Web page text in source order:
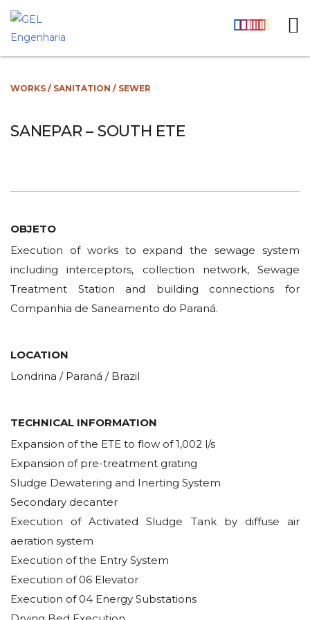
WORKS / SANITATION / SEWER
SANEPAR – SOUTH ETE
OBJETO
Execution of works to expand the sewage system
including interceptors, collection network, Sewage
Treatment Station and building connections for
Companhia de Saneamento do Paraná.
LOCATION
Londrina / Paraná / Brazil
TECHNICAL INFORMATION
Expansion of the ETE to flow of 1,002 l/s
Expansion of pre-treatment grating
Sludge Dewatering and Inerting System
Secondary decanter
Execution of Activated Sludge Tank by diffuse air
aeration system
Execution of the Entry System
Execution of 06 Elevator
Execution of 04 Energy Substations